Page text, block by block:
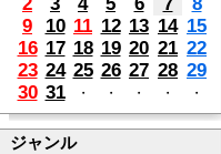
9
10 11 12 13 14 15
16 17 18 19 20 21 22
23 24 25 26 27 28 29
30 31 ・ ・ ・ ・ ・
ジャンル